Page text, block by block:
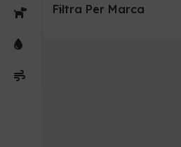
Filtra Per Marca